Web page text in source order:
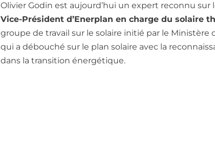
Olivier Godin est aujourd’hui un expert reconnu sur
Vice-Président d’Enerplan en charge du solaire
groupe de travail sur le solaire initié par le
qui a débouché sur le plan solaire avec la
dans la transition énergétique.